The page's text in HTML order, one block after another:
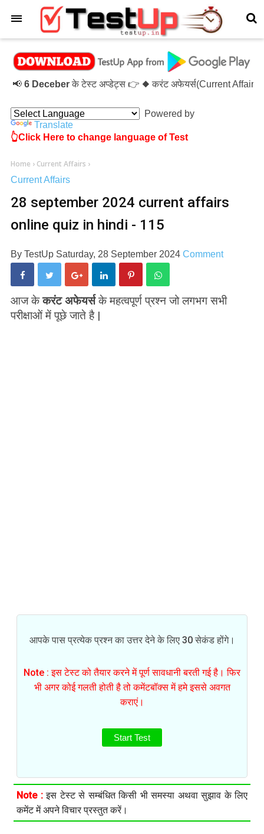
6 Deceberके टेस्ट अप्डेट्स 👉 ◆ करंट अफेयर्स(Current Affairs)-
Powered by
Translate
👆Click Here to change language of Test
Home › Current Affairs ›
Current Affairs
28 september 2024 current affairs
online quiz in hindi - 115
By TestUp Saturday, 28 September 2024 Comment
आज केकरंट अफेयर्सके महत्वपूर्ण प्रश्न जो लगभग सभी
परीक्षाओं में पूछे जाते है |
आपके पास प्रत्येक प्रश्न का उत्तर देने के लिए 30 सेकंड होंगे।
Note : इस टेस्ट को तैयार करने में पूर्ण सावधानी बरती गई है। फिर
भी अगर कोई गलती होती है तो कमेंटबॉक्स में हमे इससे अवगत
कराएं।
Start Test
Note :इस टेस्ट से सम्बंधित किसी भी समस्या अथवा सुझाव के लिए
कमेंट में अपने विचार प्रस्तुत करें।